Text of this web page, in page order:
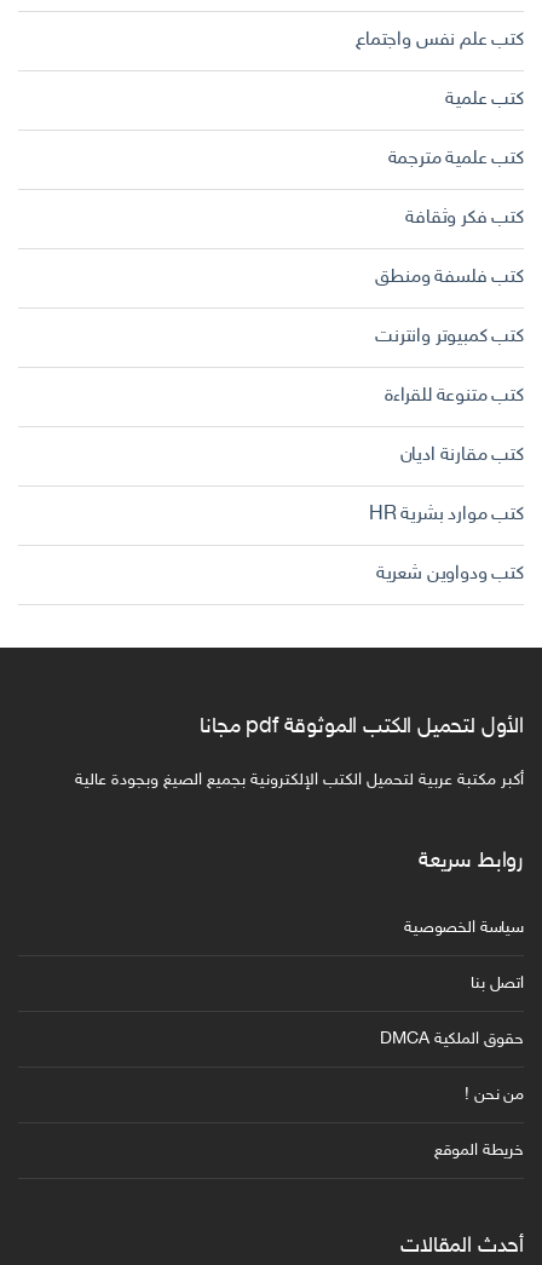
كتب علم نفس واجتماع
كتب علمية
كتب علمية مترجمة
كتب فكر وثقافة
كتب فلسفة ومنطق
كتب كمبيوتر وانترنت
كتب متنوعة للقراءة
كتب مقارنة اديان
كتب موارد بشرية HR
كتب ودواوين شعرية
الأول لتحميل الكتب الموثوقة pdf مجانا
أكبر مكتبة عربية لتحميل الكتب الإلكترونية بجميع الصيغ وبجودة عالية
روابط سريعة
سياسة الخصوصية
اتصل بنا
حقوق الملكية DMCA
من نحن !
خريطة الموقع
أحدث المقالات